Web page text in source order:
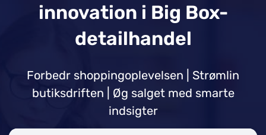
innovation i Big Box-
detailhandel
Forbedr shoppingoplevelsen | Strømlin
butiksdriften | Øg salget med smarte
indsigter